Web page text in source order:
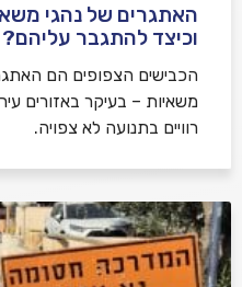
האתגרים של נהגי
וכיצד להתגבר עליהם?
הכבישים הצפופים הם
משאיות – בעיקר באזורים
רוויים בתנועה לא צפויה.